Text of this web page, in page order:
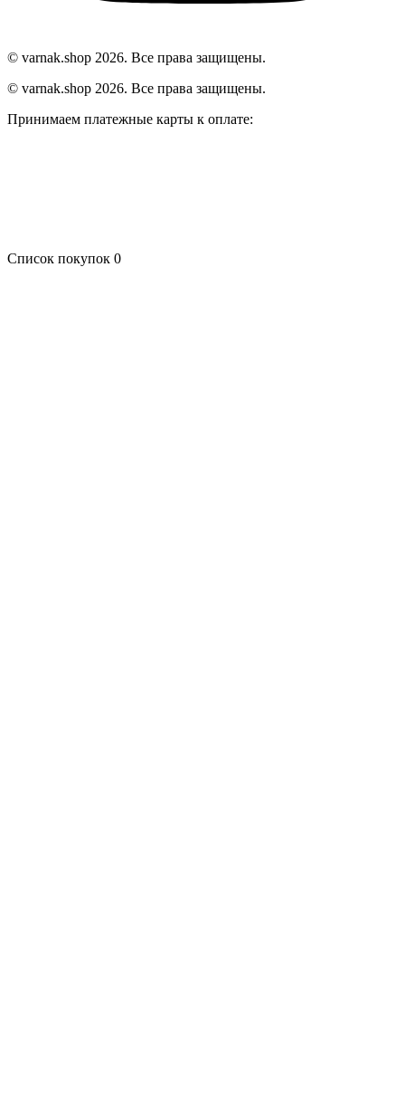
© varnak.shop 2026. Все права защищены.
© varnak.shop 2026. Все права защищены.
Принимаем платежные карты к оплате:
Список покупок 0